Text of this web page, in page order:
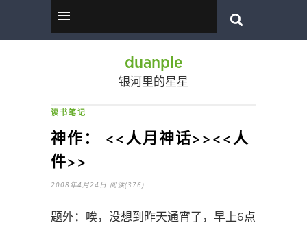
duanple
银河里的星星
读书笔记
神作： <<人月神话>><<人
件>>
2008年4月24日 阅读(376)
题外：唉，没想到昨天通宵了，早上6点